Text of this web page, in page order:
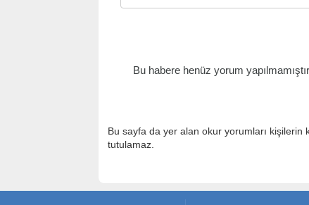
Bu habere henüz yorum
Bu sayfa da yer alan okur yorumları kişilerin
tutulamaz.